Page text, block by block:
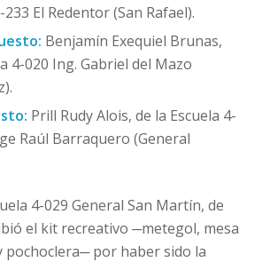
233 El Redentor (San Rafael).
Benjamín Exequiel Brunas,
4-020 Ing. Gabriel del Mazo
Prill Rudy Alois, de la Escuela 4-
Raúl Barraquero (General
4-029 General San Martín, de
el kit recreativo ─metegol, mesa
pochoclera─ por haber sido la